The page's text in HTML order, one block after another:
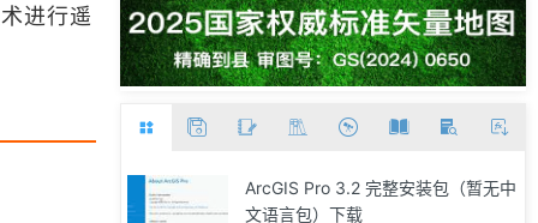
进行遥
ArcGIS Pro 3.2 完整安装包（暂无中
文语言包）下载